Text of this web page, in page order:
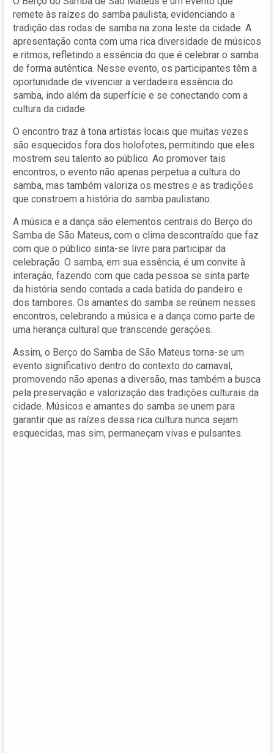
remete às raízes do samba paulista, evidenciando a
tradição das rodas de samba na zona leste da cidade. A
apresentação conta com uma rica diversidade de músicos
e ritmos, refletindo a essência do que é celebrar o samba
de forma autêntica. Nesse evento, os participantes têm a
oportunidade de vivenciar a verdadeira essência do
samba, indo além da superfície e se conectando com a
cultura da cidade.
O encontro traz à tona artistas locais que muitas vezes
são esquecidos fora dos holofotes, permitindo que eles
mostrem seu talento ao público. Ao promover tais
encontros, o evento não apenas perpetua a cultura do
samba, mas também valoriza os mestres e as tradições
que constroem a história do samba paulistano.
A música e a dança são elementos centrais do Berço do
Samba de São Mateus, com o clima descontraído que faz
com que o público sinta-se livre para participar da
celebração. O samba, em sua essência, é um convite à
interação, fazendo com que cada pessoa se sinta parte
da história sendo contada a cada batida do pandeiro e
dos tambores. Os amantes do samba se reúnem nesses
encontros, celebrando a música e a dança como parte de
uma herança cultural que transcende gerações.
Assim, o Berço do Samba de São Mateus torna-se um
evento significativo dentro do contexto do carnaval,
promovendo não apenas a diversão, mas também a busca
pela preservação e valorização das tradições culturais da
cidade. Músicos e amantes do samba se unem para
garantir que as raízes dessa rica cultura nunca sejam
esquecidas, mas sim, permaneçam vivas e pulsantes.